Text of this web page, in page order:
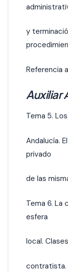
y
Referencia
Auxiliar
Tema 5.
Andalucía.
privado
de las
Tema 6. La
esfera
local.
contratista.